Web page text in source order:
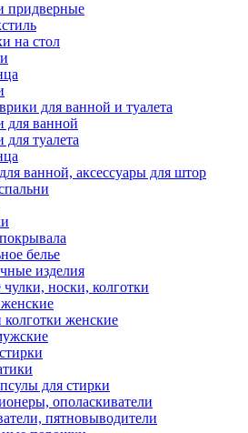
придверные
на стол
для ванной и туалета
для ванной
туалета
ванной, аксессуары для штор
белье
изделия
чулки, носки, колготки
женские
для стирки
ополаскиватели
пятновыводители